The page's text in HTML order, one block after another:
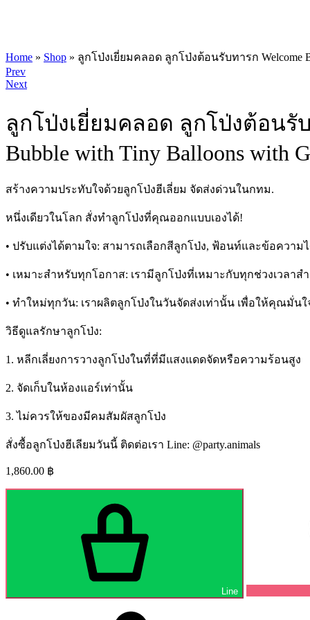
Home » Shop » ลูกโป่งเยี่ยมคลอด ลูกโป่งต้อนรับทารก Welcome
Product
navigation
Prev
Next
ลูกโป่งเยี่ยมคลอด ลูกโป่งต้อนรับท
Bubble with Tiny Balloons with
สร้างความประทับใจด้วยลูกโป่งฮีเลี่ยม จัดส่งด่วนในกทม.
หนึ่งเดียวในโลก สั่งทำลูกโป่งที่คุณออกแบบเองได้!
• ปรับแต่งได้ตามใจ: สามารถเลือกสีลูกโป่ง, ฟ้อนท์และข้อคว
• เหมาะสำหรับทุกโอกาส: เรามีลูกโป่งที่เหมาะกับทุกช่วงเวลา
• ทำใหม่ทุกวัน: เราผลิตลูกโป่งในวันจัดส่งเท่านั้น เพื่อให้คุณมั่
วิธีดูแลรักษาลูกโป่ง:
1. หลีกเลี่ยงการวางลูกโป่งในที่ที่มีแสงแดดจัดหรือความร้อนสูง
2. จัดเก็บในห้องแอร์เท่านั้น
3. ไม่ควรให้ของมีคมสัมผัสลูกโป่ง
สั่งซื้อลูกโป่งฮีเลียมวันนี้ ติดต่อเรา Line: @party.animals
1,860.00 ฿
Line